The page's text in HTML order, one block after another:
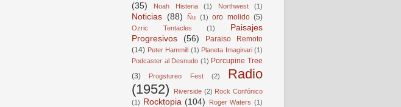
(35)
Noah Histeria (1) Northwest (1)
Noticias (88) Ñu (1) oro molido (5)
Ozric Tentacles (1)
Paisajes
Progresivos
(56)
Paraiso Remoto
(14) Peter Hammill (1) Planeta Imaginari (1)
Podcaster al Desnudo (1) Porcupine Tree
(3)
Progstureo Fest (2)
Radio
(1952)
Riverside (2) Rock Confónico
(1) Rocktopia (104) Roger Waters (1)